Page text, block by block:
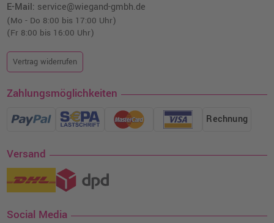
E-Mail: service@wiegand-gmbh.de
(Mo - Do 8:00 bis 17:00 Uhr)
(Fr 8:00 bis 16:00 Uhr)
Vertrag widerrufen
Zahlungsmöglichkeiten
Rechnung
Versand
Social Media